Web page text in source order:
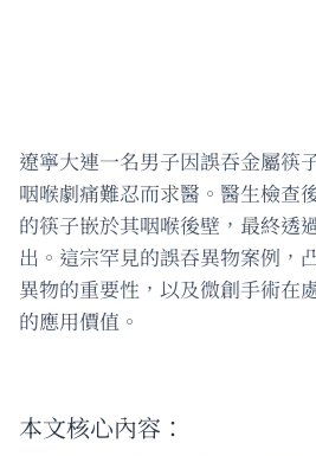
遼寧大連一名男子因誤吞金屬筷
咽喉劇痛難忍而求醫。醫生檢查
的筷子嵌於其咽喉後壁，最終透
出。這宗罕見的誤吞異物案例，
異物的重要性，以及微創手術在
的應用價值。
本文核心內容：